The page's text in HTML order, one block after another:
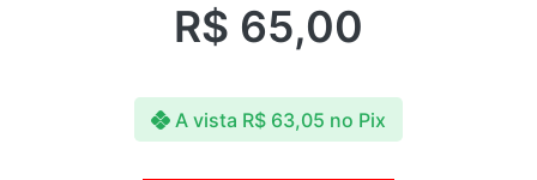
R$ 65,00
A vista R$ 63,05 no Pix